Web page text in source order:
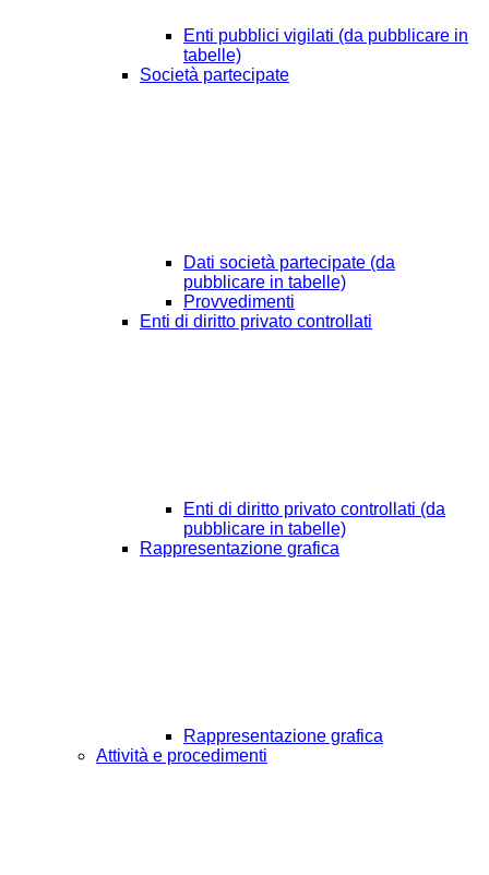
Enti pubblici vigilati (da pubblicare in
tabelle)
Società partecipate
Dati società partecipate (da
pubblicare in tabelle)
Provvedimenti
Enti di diritto privato controllati
Enti di diritto privato controllati (da
pubblicare in tabelle)
Rappresentazione grafica
Rappresentazione grafica
Attività e procedimenti